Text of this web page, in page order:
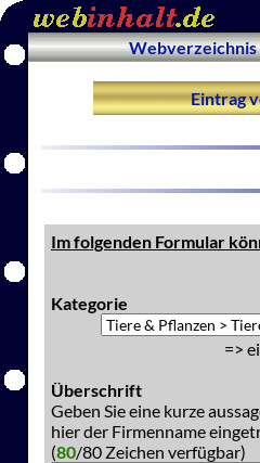
Webverzeichnis
Eintrag
Im folgenden Formular
Kategorie
=>
Überschrift
Geben Sie eine kurze
hier der Firmenname
(80/80 Zeichen verfügbar)